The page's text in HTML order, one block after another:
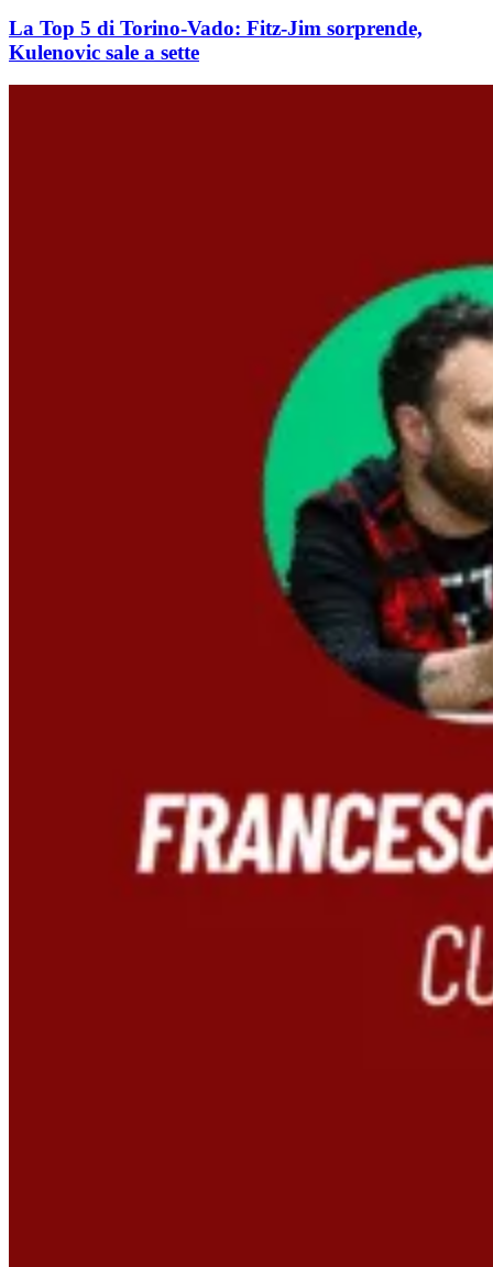
La Top 5 di Torino-Vado: Fitz-Jim sorprende,
Kulenovic sale a sette